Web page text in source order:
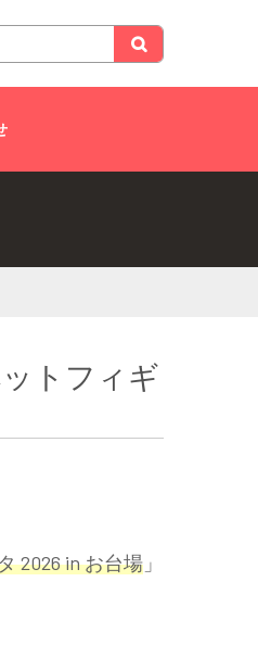
トフィギ
2026 in お台場 」